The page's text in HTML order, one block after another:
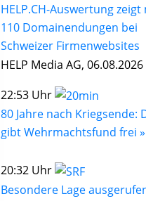
HELP.CH-Auswertung
110 Domainendungen bei
Schweizer Firmenwebsites
HELP Media AG, 06.08.2026
22:53 Uhr
80 Jahre nach Kriegsende:
gibt Wehrmachtsfund frei »
20:32 Uhr
Besondere Lage